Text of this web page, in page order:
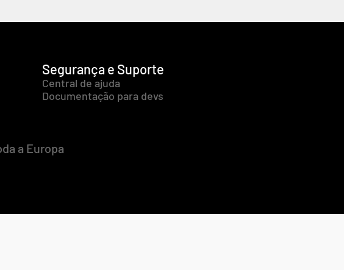
Segurança e Suporte
Central de ajuda
Documentação para devs
a Europa